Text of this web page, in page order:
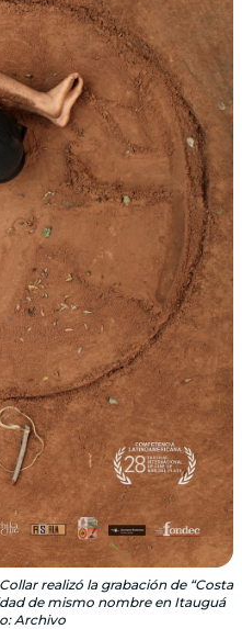
realizó la grabación de “Costa
de mismo nombre en Itauguá
Archivo